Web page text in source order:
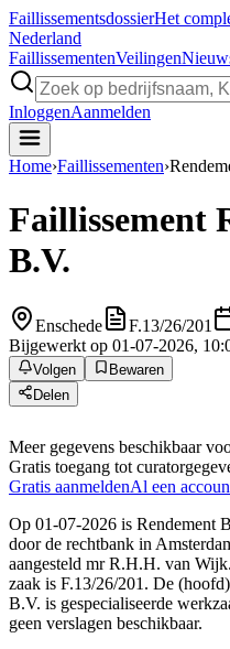
FaillissementsdossierHet
Nederland
FaillissementenVeilingen
InloggenAanmelden
Home›Faillissementen›
Faillissement
B.V.
Enschede F.13/26/201
Bijgewerkt op 01-07-2026,
Volgen
Bewaren
Delen
Meer gegevens beschikbaar
Gratis toegang tot
Gratis aanmeldenAl een
Op 01-07-2026 is Rendement
door de rechtbank in
aangesteld mr R.H.H. van
zaak is F.13/26/201. De
B.V. is gespecialiseerde
geen verslagen beschikbaar.